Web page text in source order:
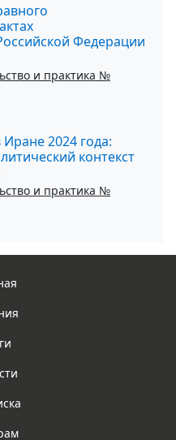
Федерации
и практика №
2024 года:
контекст
и практика №